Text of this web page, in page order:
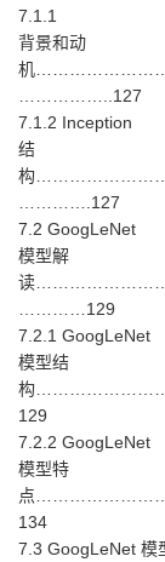
7.1.1
背景和动
机
……………..127
7.1.2 Inception
结
构
………….127
7.2 GoogLeNet
模型解
读
…………129
7.2.1 GoogLeNet
模型结
构
129
7.2.2 GoogLeNet
模型特
点
134
7.3 GoogLeNet 模